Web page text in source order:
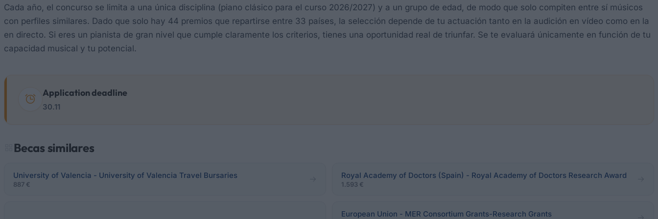
Cada año, el concurso se limita a una única disciplina (piano clásico para el curso 2026/2027) y a un grupo de edad, de modo que solo compiten entre sí músicos
con perfiles similares. Dado que solo hay 44 premios que repartirse entre 33 países, la selección depende de tu actuación tanto en la audición en vídeo como en la
en directo. Si eres un pianista de gran nivel que cumple claramente los criterios, tienes una oportunidad real de triunfar. Se te evaluará únicamente en función de tu
capacidad musical y tu potencial.
Application deadline
30.11
Becas similares
University of Valencia - University of Valencia Travel Bursaries
887 €
Royal Academy of Doctors (Spain) - Royal Academy of Doctors Research Award
1.593 €
European Union - MER Consortium Grants-Research Grants